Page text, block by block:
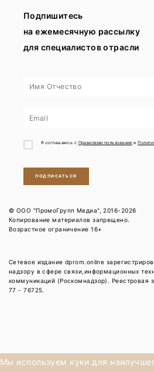
Подпишитесь
на ежемесячную рассылку
для специалистов отрасли
Я соглашаюсь с Правилами пользования и
ПОДПИСАТЬСЯ
© ООО "ПромоГрупп Медиа", 2016-2026
Копирование материалов запрещено.
Возрастное ограничение 16+
Сетевое издание dprom.online
надзору в сфере связи,информационных
коммуникаций (Роскомнадзор).
77 - 76725.
Мы используем куки для